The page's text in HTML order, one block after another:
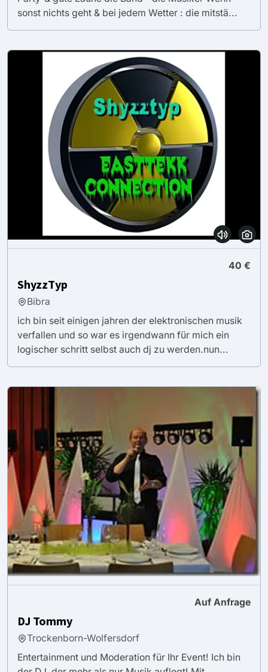
sonst nichts geht & bei jedem Wetter : die mitstä...
40 €
ShyzzTyp
Bibra
ich bin seit einigen jahren der elektronischen musik
verfallen und so war es irgendwann für mich ein
logischer schritt selbst auch dj zu werden.nun...
Auf Anfrage
DJ Tommy
Trockenborn-Wolfersdorf
Entertainment und Moderation für Ihr Event! Ich bin